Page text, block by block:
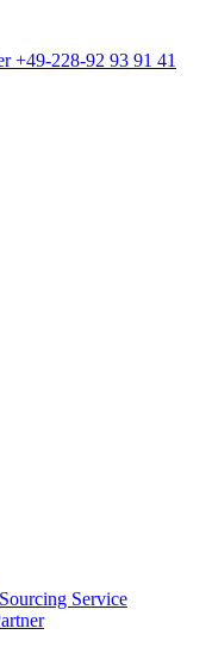
+49-228-92 93 91 41
Service